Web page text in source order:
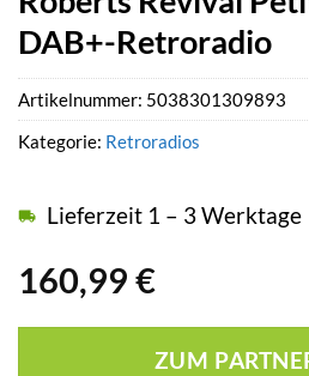
DAB+-Retroradio
160,99 €
Lieferzeit 1 – 3 Werktage
ZUM
Artikelnummer: 5038301309893
Kategorie: Retroradios